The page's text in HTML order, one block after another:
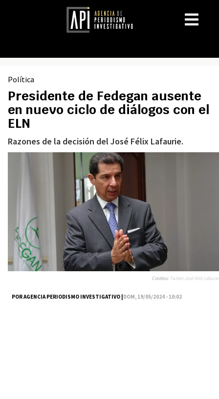
Política
Presidente de Fedegan ausente
en nuevo ciclo de diálogos con el
ELN
Razones de la decisión del José Félix Lafaurie.
POR AGENCIA PERIODISMO INVESTIGATIVO |DOM, 19/05/2024 - 10:02
Créditos: Twitter José Felix Lafaurie